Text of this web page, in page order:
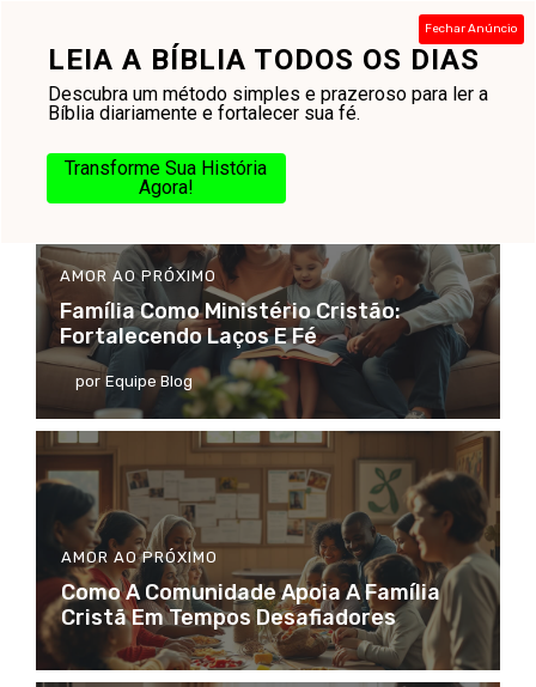
LEIA A BÍBLIA TODOS OS DIAS
Descubra um método simples e prazeroso para ler a
Bíblia diariamente e fortalecer sua fé.
Transforme Sua História
Agora!
Fechar Anúncio
AMOR AO PRÓXIMO
Família Como Ministério Cristão:
Fortalecendo Laços E Fé
por Equipe Blog
AMOR AO PRÓXIMO
Como A Comunidade Apoia A Família
Cristã Em Tempos Desafiadores